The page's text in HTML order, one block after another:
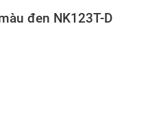
đen NK123T-D